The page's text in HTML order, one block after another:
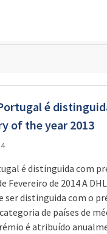
é
of the year 2013
é distinguida com
Fevereiro de 2014 A
ser distinguida com o
de países de
é atribuído